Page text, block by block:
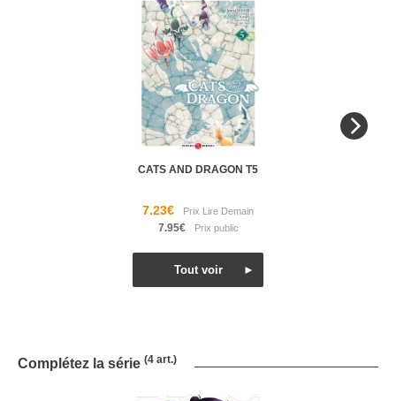
CATS AND DRAGON T5
7.23€
7.95€
Complétez la série (4 art.)